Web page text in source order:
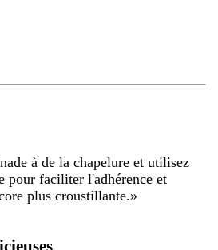
à de la chapelure et utilisez
pour faciliter l'adhérence et
plus croustillante.»